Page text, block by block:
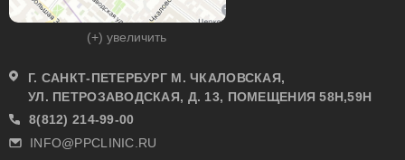
(+) увеличить
Г. САНКТ-ПЕТЕРБУРГ М. ЧКАЛОВСКАЯ,
УЛ. ПЕТРОЗАВОДСКАЯ, Д. 13, ПОМЕЩЕНИЯ 58Н,59Н
8(812) 214-99-00
INFO@PPCLINIC.RU